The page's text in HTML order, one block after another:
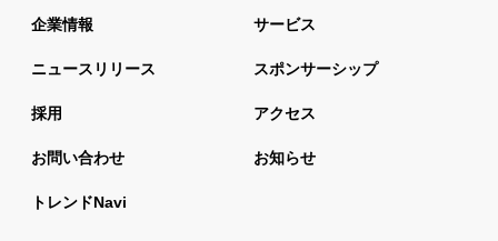
企業情報 サービス
ニュースリリース スポンサーシップ
採用 アクセス
お問い合わせ お知らせ
トレンドnavi